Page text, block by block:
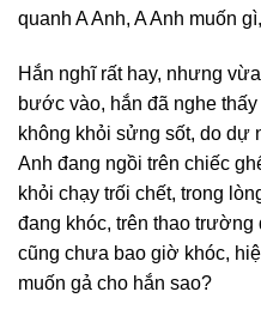
quanh A Anh, A Anh muốn
Hắn nghĩ rất hay, nhưng
bước vào, hắn đã nghe
không khỏi sửng sốt, do dự
Anh đang ngồi trên chiếc
khỏi chạy trối chết, trong
đang khóc, trên thao trường
cũng chưa bao giờ khóc,
muốn gả cho hắn sao?